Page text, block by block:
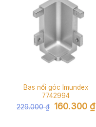
Bas nối góc Imundex
7742994
229.000₫ Giá
gốc
160.300 ₫